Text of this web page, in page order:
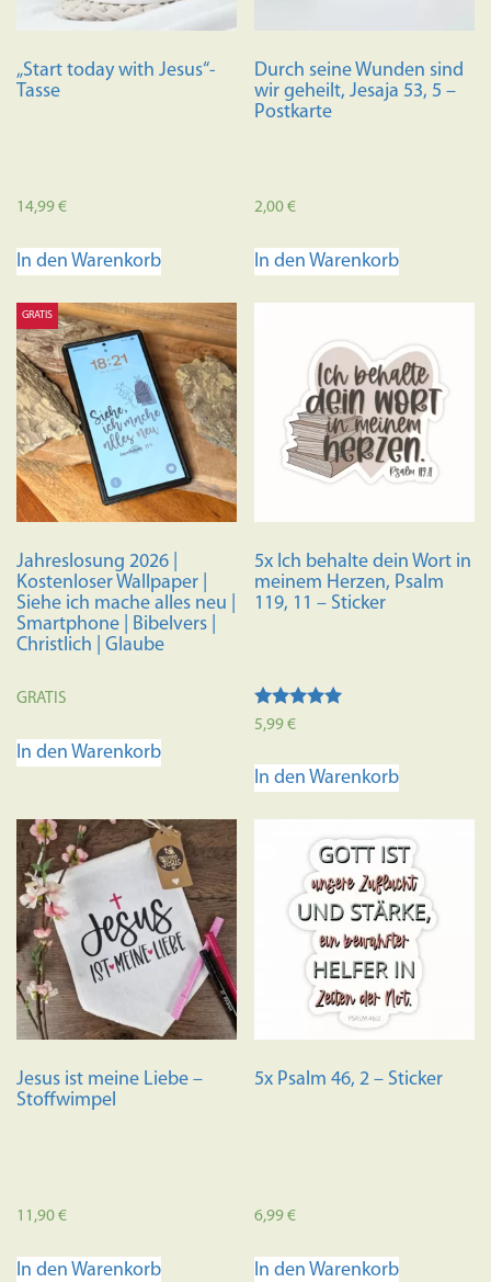
der
gewählt
werden
„Start today with Jesus“-
Tasse
14,99€
In den Warenkorb
Durch seine Wunden sind
wir geheilt, Jesaja 53, 5 –
Postkarte
2,00€
In den Warenkorb
GRATIS
Jahreslosung 2026 |
Kostenloser Wallpaper |
Siehe ich mache alles neu |
Smartphone | Bibelvers |
Christlich | Glaube
GRATIS
In den Warenkorb
5x Ich behalte dein Wort in
meinem Herzen, Psalm
119, 11 – Sticker
Bewertet mit
5.00
5,99€
In den Warenkorb
Jesus ist meine Liebe –
Stoffwimpel
11,90€
In den Warenkorb
5x Psalm 46, 2 – Sticker
6,99€
In den Warenkorb